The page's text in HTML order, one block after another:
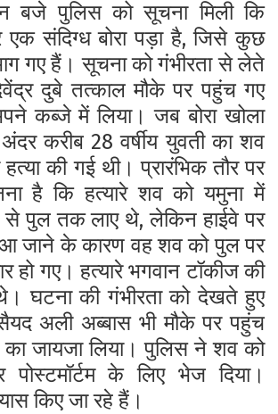
बजे पुलिस को सूचना मिली कि
एक संदिग्ध बोरा पड़ा है, जिसे कुछ
गए हैं। सूचना को गंभीरता से लेते
दुबे तत्काल मौके पर पहुंच गए
कब्जे में लिया। जब बोरा खोला
करीब 28 वर्षीय युवती का शव
की गई थी। प्रारंभिक तौर पर
है कि हत्यारे शव को यमुना में
पुल तक लाए थे, लेकिन हाईवे पर
आ जाने के कारण वह शव को पुल पर
हो गए। हत्यारे भगवान टॉकीज की
घटना की गंभीरता को देखते हुए
सैयद अली अब्बास भी मौके पर पहुंच
जायजा लिया।पुलिस ने शव को
के लिए भेज दिया।
किए जा रहे हैं।